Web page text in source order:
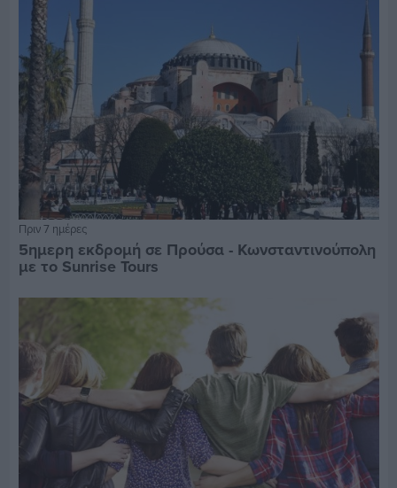
Πριν 7 ημέρες
5ημερη εκδρομή σε Προύσα - Κωνσταντινούπολη
με το Sunrise Tours